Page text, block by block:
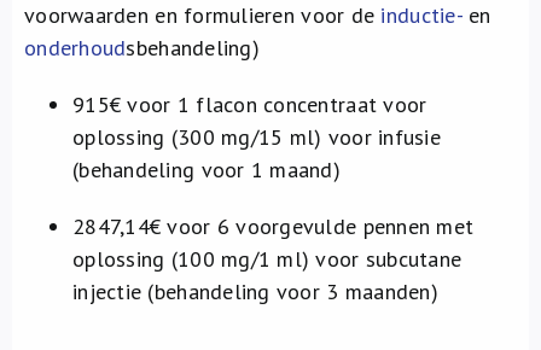
voorwaarden en formulieren voor de inductie-en
onderhoudsbehandeling)
915€ voor 1 flacon concentraat voor
oplossing (300 mg/15 ml) voor infusie
(behandeling voor 1 maand)
2847,14€ voor 6 voorgevulde pennen met
oplossing (100 mg/1 ml) voor subcutane
injectie (behandeling voor 3 maanden)